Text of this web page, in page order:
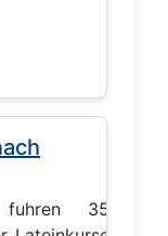
fuhren 35